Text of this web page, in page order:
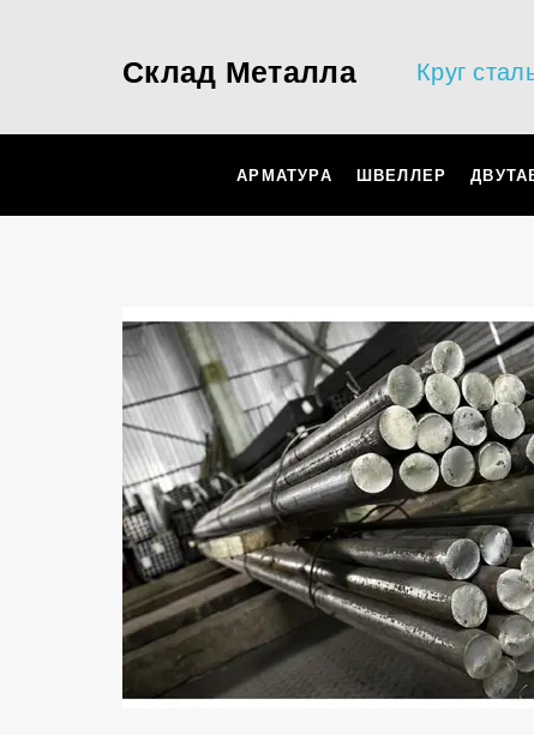
Склад Металла Круг
АРМАТУРА ШВЕЛЛЕР